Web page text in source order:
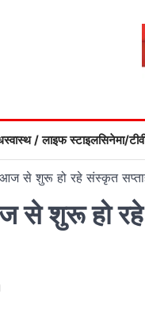
स्वास्थ / लाइफ स्टाइलसिनेमा/
आज से शुरू हो रहे संस्‍कृत
से शुरू हो